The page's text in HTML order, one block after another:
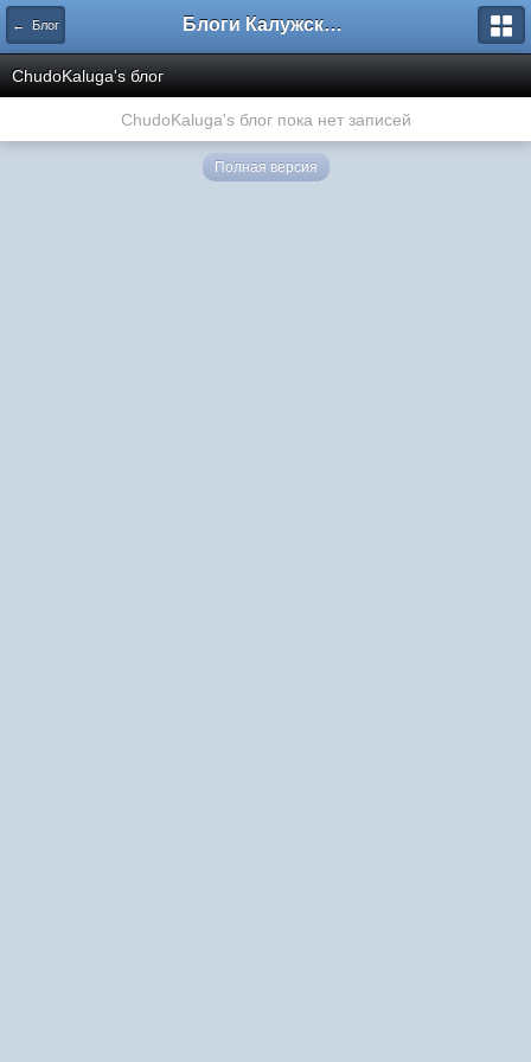
← Блог Блоги Калужского перекрестка
ChudoKaluga's блог
ChudoKaluga's блог пока нет записей
Полная версия